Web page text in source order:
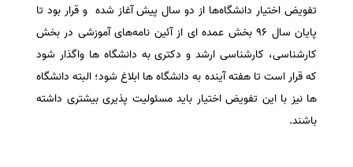
سفارش چکیده گرافیکی
سفارش تهیه کاورلتر
سفارش انگیزه‌نامه‌SOP
تفویض اختیار دانشگاه‌ها از دو سال پیش آغاز شده و قرار بود تا
پایان سال 96 بخش عمده ای از آئین نامه‌های آموزشی در بخش
کارشناسی، کارشناسی ارشد و دکتری به دانشگاه ها واگذار شود
که قرار است تا هفته آینده به دانشگاه ها ابلاغ شود؛ البته دانشگاه
ها نیز با این تفویض اختیار باید مسئولیت پذیری بیشتری داشته
باشند.